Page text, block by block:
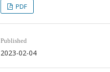
PDF
Published
2023-02-04